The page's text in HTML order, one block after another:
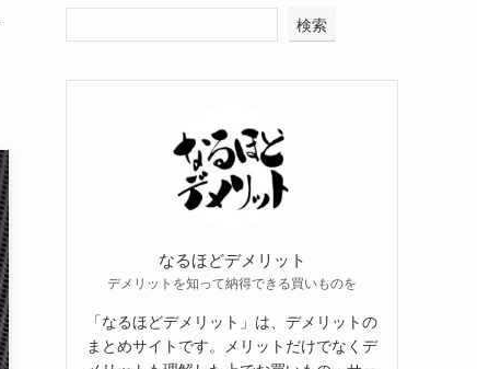
検索
なるほどデメリット
デメリットを知って納得できる買いものを
「なるほどデメリット」は、デメリットの
まとめサイトです。メリットだけでなくデ